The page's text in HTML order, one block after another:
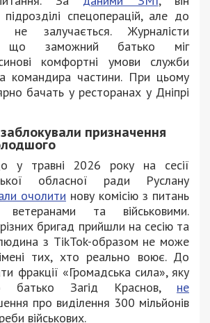
спецоперацій, але до
залучається. Журналісти
що заможний батько міг
комфортні умови служби
командира частини. При цьому
бачать у ресторанах у Дніпрі
призначення
у травні 2026 року на сесії
обласної ради Руслану
очолити нову комісію з питань
та військовими.
бригад прийшли на сесію та
з TikTok-образом не може
тих, хто реально воює. До
фракції «Громадська сила», яку
батько Загід Краснов, не
про виділення 300 мільйонів
військових.